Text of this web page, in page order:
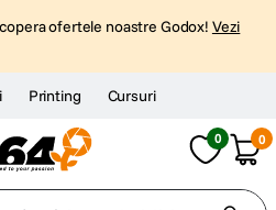
ofertele noastre Godox! Vezi
Printing Cursuri
0 0
caracteristici...